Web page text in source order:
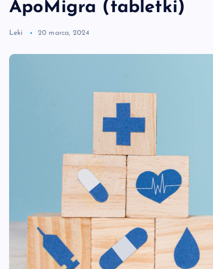
ApoMigra (tabletki)
Leki 20 marca, 2024